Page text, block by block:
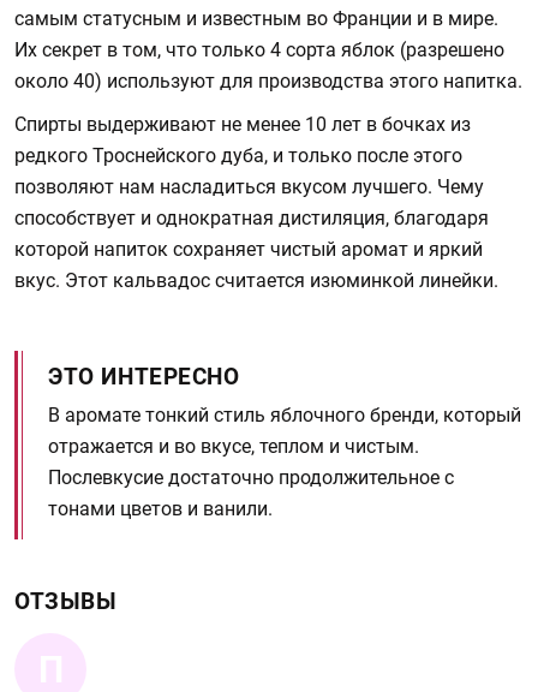
самым статусным и известным во Франции и в мире.
Их секрет в том, что только 4 сорта яблок (разрешено
около 40) используют для производства этого напитка.
Спирты выдерживают не менее 10 лет в бочках из
редкого Троснейского дуба, и только после этого
позволяют нам насладиться вкусом лучшего. Чему
способствует и однократная дистиляция, благодаря
которой напиток сохраняет чистый аромат и яркий
вкус. Этот кальвадос считается изюминкой линейки.
ЭТО ИНТЕРЕСНО
В аромате тонкий стиль яблочного бренди, который
отражается и во вкусе, теплом и чистым.
Послевкусие достаточно продолжительное с
тонами цветов и ванили.
ОТЗЫВЫ
П